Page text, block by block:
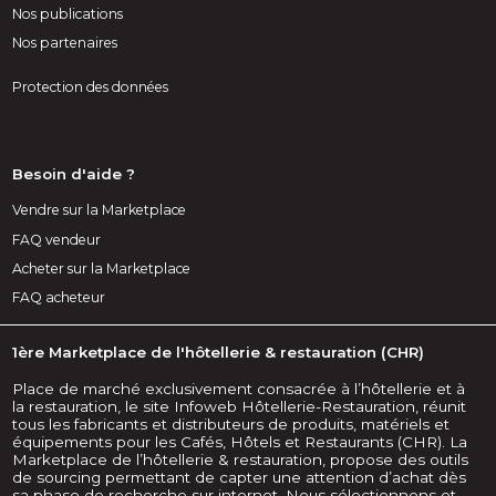
Nos publications
Nos partenaires
Protection des données
Besoin d'aide ?
Vendre sur la Marketplace
FAQ vendeur
Acheter sur la Marketplace
FAQ acheteur
1ère Marketplace de l'hôtellerie & restauration (CHR)
Place de marché exclusivement consacrée à l’hôtellerie et à
la restauration, le site Infoweb Hôtellerie-Restauration, réunit
tous les fabricants et distributeurs de produits, matériels et
équipements pour les Cafés, Hôtels et Restaurants (CHR). La
Marketplace de l’hôtellerie & restauration, propose des outils
de sourcing permettant de capter une attention d’achat dès